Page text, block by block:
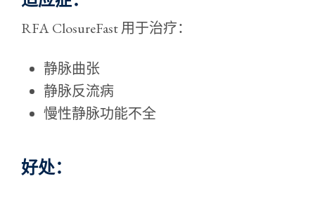
RFA ClosureFast 用于治疗：
静脉曲张
静脉反流病
慢性静脉功能不全
好处：